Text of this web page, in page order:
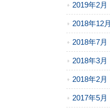
2019年2月
2018年12月
2018年7月
2018年3月
2018年2月
2017年5月